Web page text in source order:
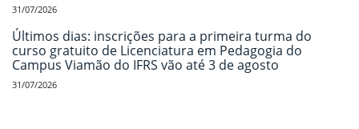
31/07/2026
Últimos dias: inscrições para a primeira turma do
curso gratuito de Licenciatura em Pedagogia do
Campus Viamão do IFRS vão até 3 de agosto
31/07/2026